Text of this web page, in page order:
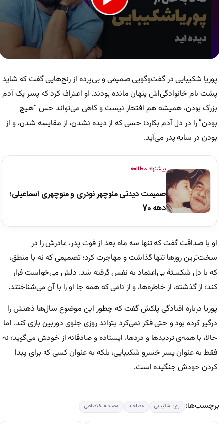
of
13
minutes,
20
seconds
پوریا شکیبایی در گفت‌وگویی صمیمی و بی‌پرده از رنج‌هایی گفت که شاید
پشت نام خانوادگی‌اش پنهان مانده بودند. او اعتراف کرد که پسر یک آدم
بزرگ بودن، همیشه هم افتخار نیست و گاهی می‌تواند حس “هیچ
بودن” را در دل آدم بکارد؛ حسی که از دیده نشدن، از مقایسه شدن، و از
بودن در سایه پدر می‌آید.
پیشنهاد مطالعه
صمیمت دیدنی منوچهر نوذری و منوچهری اسماعیلی؛
دهه 70
او با صداقت گفت که تنها سه ماه بعد از فوت پدر، مادرش را در
سخت‌ترین روزها تنها گذاشت و مهاجرت کرد؛ تصمیمی که نه با منطق،
که با دل شکستۀ بی‌اعتماد به نفس گرفته شد. دلش می‌خواست فرار
کند؛ از گذشته، از خاطره‌ها، و از نامی که همه جا او را با آن می‌شناختند.
پوریا درباره افتادگی پلکش گفت که چطور این موضوع سال‌ها ذهنش را
درگیر کرده بود و حتی فکر نمی‌کرد بتواند روزی جلوی دوربین بازی کند. اما
حالا، با همه‌ی تردیدها و دردها، ایستاده و صادقانه از خودش می‌گوید؛ نه
فقط به عنوان پسر خسرو شکیبایی، بلکه به عنوان کسی که برای پیدا
کردن خودش جنگیده است.
برچسب‌ها: پوریا شکیبایی مصاحبه مصاحبه اختصاصی